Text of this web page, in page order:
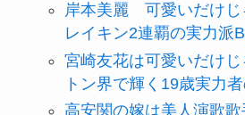
岸本美麗 可愛いだけじ
レイキン2連覇の実力派
宮崎友花は可愛いだけ
トン界で輝く19歳実力
高安関の嫁は美人演歌